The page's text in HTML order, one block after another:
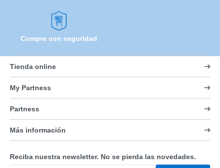
Compre con seguridad
Tienda online
My Partness
Partness
Más información
Reciba nuestra newsletter. No se pierda las novedades.